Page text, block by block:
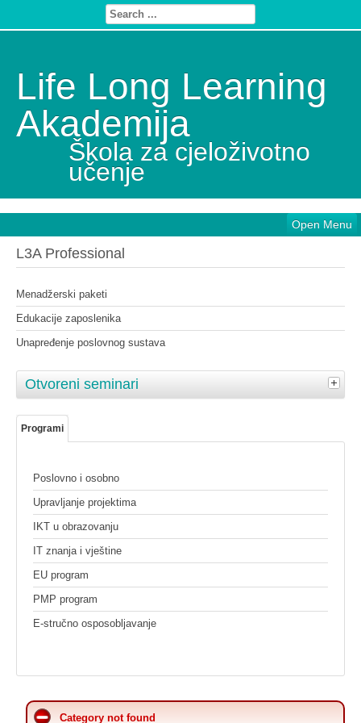
Life Long Learning
Akademija
Škola za cjeloživotno
učenje
Open Menu
L3A Professional
Menadžerski paketi
Edukacije zaposlenika
Unapređenje poslovnog sustava
Otvoreni seminari
Programi
Poslovno i osobno
Upravljanje projektima
IKT u obrazovanju
IT znanja i vještine
EU program
PMP program
E-stručno osposobljavanje
Category not found